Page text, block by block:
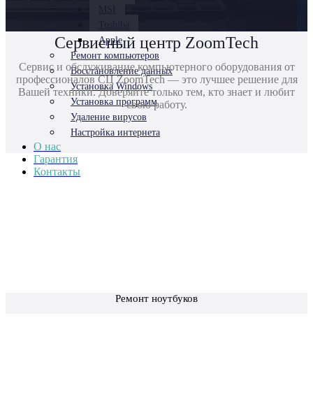
Apple
Ремонт компьютеров
Восстановление данных
Установка Windows
Установка программ
Удаление вирусов
Настройка интернета
О нас
Гарантия
Контакты
Сервисный центр ZoomTech
Сервис и обслуживание компьютерного оборудования от
профессионалов СЦ ZoomTech — это лучшее решение для
Вашей техники. Доверяйте только тем, кто знает и любит
свою работу.
Ремонт ноутбуков